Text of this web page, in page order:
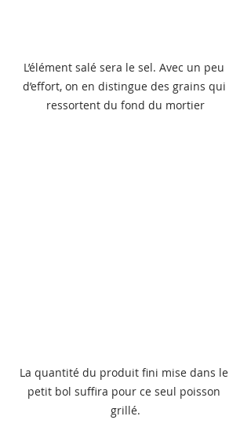
L’élément salé sera le sel. Avec un peu
d’effort, on en distingue des grains qui
ressortent du fond du mortier
La quantité du produit fini mise dans le
petit bol suffira pour ce seul poisson
grillé.